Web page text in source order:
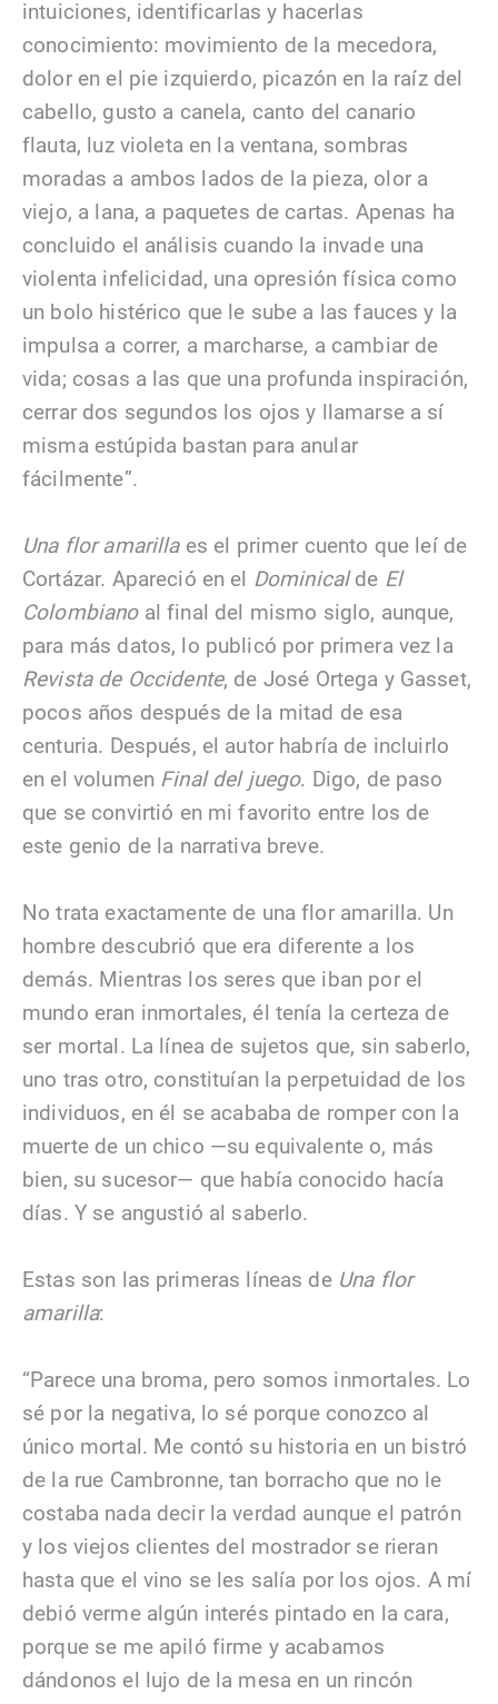
intuiciones, identificarlas y hacerlas
conocimiento: movimiento de la mecedora,
dolor en el pie izquierdo, picazón en la raíz del
cabello, gusto a canela, canto del canario
flauta, luz violeta en la ventana, sombras
moradas a ambos lados de la pieza, olor a
viejo, a lana, a paquetes de cartas. Apenas ha
concluido el análisis cuando la invade una
violenta infelicidad, una opresión física como
un bolo histérico que le sube a las fauces y la
impulsa a correr, a marcharse, a cambiar de
vida; cosas a las que una profunda inspiración,
cerrar dos segundos los ojos y llamarse a sí
misma estúpida bastan para anular
fácilmente”.
Una flor amarillaes el primer cuento que leí de
Cortázar. Apareció en el Dominicalde El
Colombianoal final del mismo siglo, aunque,
para más datos, lo publicó por primera vez la
Revista de Occidente, de José Ortega y Gasset,
pocos años después de la mitad de esa
centuria. Después, el autor habría de incluirlo
en el volumen Final del juego. Digo, de paso
que se convirtió en mi favorito entre los de
este genio de la narrativa breve.
No trata exactamente de una flor amarilla. Un
hombre descubrió que era diferente a los
demás. Mientras los seres que iban por el
mundo eran inmortales, él tenía la certeza de
ser mortal. La línea de sujetos que, sin saberlo,
uno tras otro, constituían la perpetuidad de los
individuos, en él se acababa de romper con la
muerte de un chico —su equivalente o, más
bien, su sucesor— que había conocido hacía
días. Y se angustió al saberlo.
Estas son las primeras líneas de Una flor
amarilla:
“Parece una broma, pero somos inmortales. Lo
sé por la negativa, lo sé porque conozco al
único mortal. Me contó su historia en un bistró
de la rue Cambronne, tan borracho que no le
costaba nada decir la verdad aunque el patrón
y los viejos clientes del mostrador se rieran
hasta que el vino se les salía por los ojos. A mí
debió verme algún interés pintado en la cara,
porque se me apiló firme y acabamos
dándonos el lujo de la mesa en un rincón